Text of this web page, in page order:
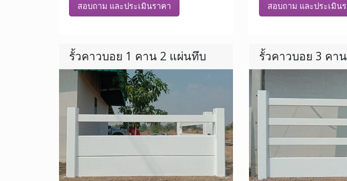
สอบถาม และประเมินราคา สอบถาม และประเมิน
รั้วคาวบอย 1 คาน 2 แผ่นทึบ รั้วคาวบอย 3 คา